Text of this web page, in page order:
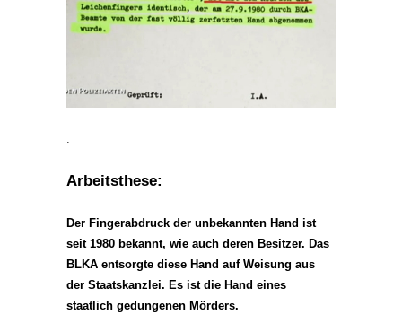
.
Arbeitsthese:
Der Fingerabdruck der unbekannten Hand ist
seit 1980 bekannt, wie auch deren Besitzer. Das
BLKA entsorgte diese Hand auf Weisung aus
der Staatskanzlei. Es ist die Hand eines
staatlich gedungenen Mörders.